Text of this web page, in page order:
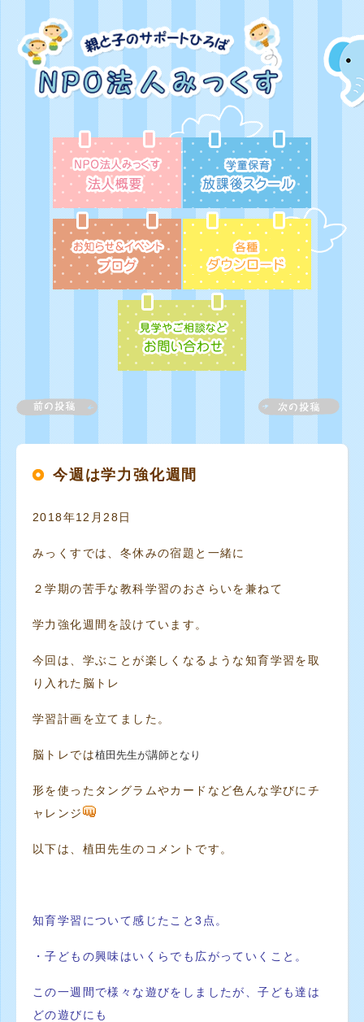
今週は学力強化週間
2018年12月28日
みっくすでは、冬休みの宿題と一緒に
２学期の苦手な教科学習のおさらいを兼ねて
学力強化週間を設けています。
今回は、学ぶことが楽しくなるような知育学習を取
り入れた脳トレ
学習計画を立てました。
脳トレでは植田先生が講師となり
形を使ったタングラムやカードなど色んな学びにチ
ャレンジ
以下は、植田先生のコメントです。
知育学習について感じたこと3点。
・子どもの興味はいくらでも広がっていくこと。
この一週間で様々 な遊びをしましたが、子ども達は
どの遊びにも